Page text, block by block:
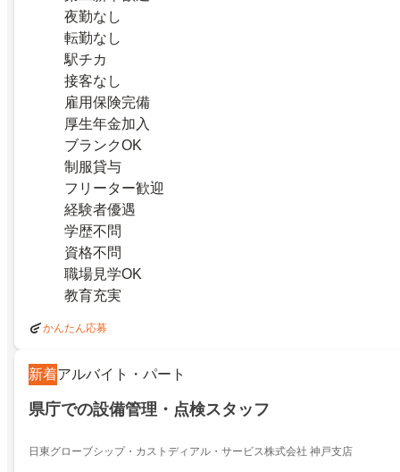
夜勤なし
転勤なし
駅チカ
接客なし
雇用保険完備
厚生年金加入
ブランクOK
制服貸与
フリーター歓迎
経験者優遇
学歴不問
資格不問
職場見学OK
教育充実
かんたん応募
新着アルバイト・パート
県庁での設備管理・点検スタッフ
日東グローブシップ・カストディアル・サービス株式会社 神戸支店